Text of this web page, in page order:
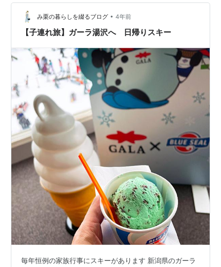
足りない。淡麗が好みならこれで満足できるだろう。 三
月とはいえ、日が暮れれば体が冷えてくる。 燗酒にした
らどうなるか。 香りはともかく甘みが増す。濃厚な味に
み栗の暮らしを綴るブログ • 4年前
【子連れ旅】ガーラ湯沢へ 日帰りスキー
毎年恒例の家族行事にスキーがあります 新潟県のガーラ